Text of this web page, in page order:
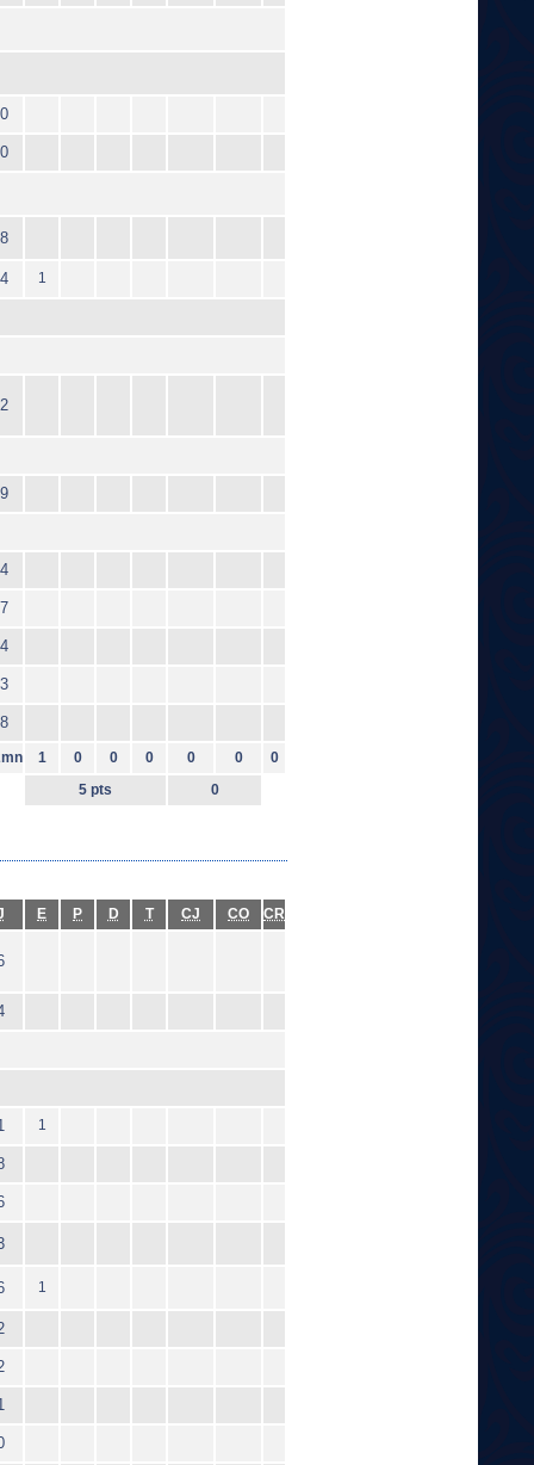
1
1 0 0 0 0 0
0
5 pts
0
E P D T CJ CO CR
1
1